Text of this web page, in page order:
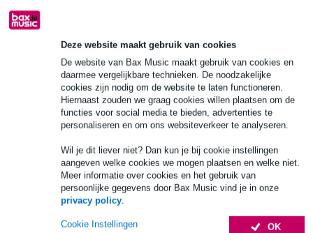
Deze website maakt gebruik van cookies
De website van Bax Music maakt gebruik van cookies en
daarmee vergelijkbare technieken. De noodzakelijke
cookies zijn nodig om de website te laten functioneren.
Hiernaast zouden we graag cookies willen plaatsen om de
functies voor social media te bieden, advertenties te
personaliseren en om ons websiteverkeer te analyseren.
Wil je dit liever niet? Dan kun je bij cookie instellingen
aangeven welke cookies we mogen plaatsen en welke niet.
Meer informatie over cookies en het gebruik van
persoonlijke gegevens door Bax Music vind je in onze
privacy policy.
OK
Cookie Instellingen
Optoma ZW340e WXGA beamer projector
Adviesprijs € 1.019,- € 855,-
Bestel nu en ontvang binnen circa 4 weken
In mijn winkelwagen
Optoma ZH350 full HD beamer
Adviesprijs